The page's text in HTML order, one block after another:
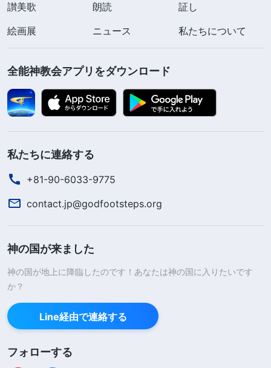
讃美歌
朗読
証し
絵画展
ニュース 私たちについて
全能神教会アプリをダウンロード
私たちに連絡する
+81-90-6033-9775
contact.jp@godfootsteps.org
神の国が来ました
神の国が地上に降臨したのです！あなたは神の国に入りたいです
か？
Line経由で連絡する
フォローする